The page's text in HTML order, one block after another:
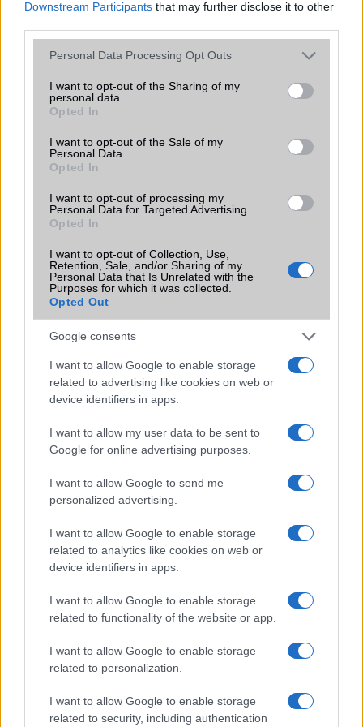
Downstream Participants that may further disclose it to other
Please note that this website/app uses one or more Google
not limited to your visit or usage behaviour. You may click to
grant or deny consent to Google and its third-party tags to
use your data for below specified purposes in below Google
consent section.
Personal Data Processing Opt Outs
I want to opt-out of the Sharing of my
personal data.
Opted In
I want to opt-out of the Sale of my
Personal Data.
Opted In
I want to opt-out of processing my
Personal Data for Targeted Advertising.
Opted In
I want to opt-out of Collection, Use,
Retention, Sale, and/or Sharing of my
Personal Data that Is Unrelated with the
Purposes for which it was collected.
Opted Out
Google consents
I want to allow Google to enable storage
related to advertising like cookies on web or
device identifiers in apps.
I want to allow my user data to be sent to
Google for online advertising purposes.
I want to allow Google to send me
personalized advertising.
I want to allow Google to enable storage
related to analytics like cookies on web or
device identifiers in apps.
I want to allow Google to enable storage
related to functionality of the website or app.
I want to allow Google to enable storage
related to personalization.
I want to allow Google to enable storage
related to security, including authentication
Olvasói teszt: Nomu LM870, avagy a kínai nem mindig
Apple iPhone 5C és iPhone 5S dobásteszt
Nexus 4 vs Nexus 5: kamera teszt
Asus ZenFone 5 ZE620KL – bízd rá magad!
Túléli az esést valamelyik iPhone 11?
További hírek
LEGOLVASOTTABBAK
UI 9 frissítésből – itt a lista az érintett modellekről
Apple az új csúcsmobilokról
Az Android rejtett automatizmusai: hat funkció, amely
Ez a rejtett Samsung funkció teljesen megváltoztatja a
mobilhasználatot – sokan mégsem tudnak róla
Nem biztos, hogy érdemes kivárni az iPhone 18 Prot
kamerás funkcióját